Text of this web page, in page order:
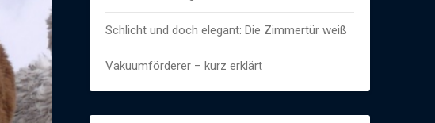
Schlicht und doch elegant: Die Zimmertür weiß
Vakuumförderer – kurz erklärt